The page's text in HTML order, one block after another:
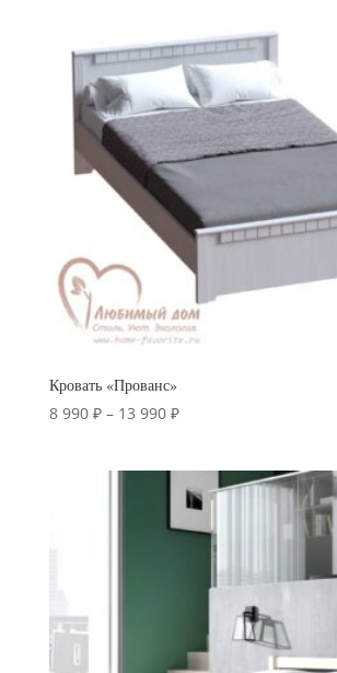
30
990 ₽
Кровать «Прованс»
8 990 ₽ – 13 990 ₽Диапазон
990 ₽
–
13